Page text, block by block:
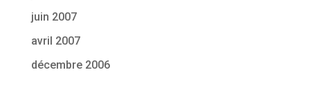
juin 2007
avril 2007
décembre 2006